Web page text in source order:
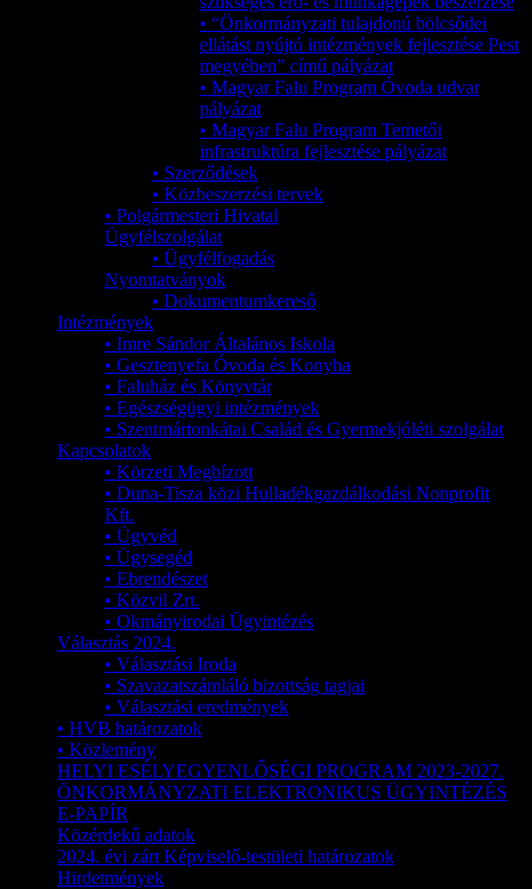
• “Önkormányzati tulajdonú bölcsődei
ellátást nyújtó intézmények fejlesztése Pest
megyében” című pályázat
• Magyar Falu Program Óvoda udvar
pályázat
• Magyar Falu Program Temetői
infrastruktúra fejlesztése pályázat
• Szerződések
• Közbeszerzési tervek
• Polgármesteri Hivatal
Ügyfélszolgálat
• Ügyfélfogadás
Nyomtatványok
• Dokumentumkereső
Intézmények
• Imre Sándor Általános Iskola
• Gesztenyefa Óvoda és Konyha
• Faluház és Könyvtár
• Egészségügyi intézmények
• Szentmártonkátai Család és Gyermekjóléti szolgálat
Kapcsolatok
• Körzeti Megbízott
• Duna-Tisza közi Hulladékgazdálkodási Nonprofit
Kft.
• Ügyvéd
• Ügysegéd
• Ebrendészet
• Közvil Zrt.
• Okmányirodai Ügyintézés
Választás 2024.
• Választási Iroda
• Szavazatszámláló bizottság tagjai
• Választási eredmények
• HVB határozatok
• Közlemény
HELYI ESÉLYEGYENLŐSÉGI PROGRAM 2023-2027.
ÖNKORMÁNYZATI ELEKTRONIKUS ÜGYINTÉZÉS
E-PAPÍR
Közérdekű adatok
2024. évi zárt Képviselő-testületi határozatok
Hirdetmények